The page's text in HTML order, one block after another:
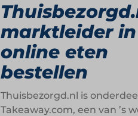
marktleider in
online eten
bestellen
Thuisbezorgd.nl is
Takeaway.com, een van ’s